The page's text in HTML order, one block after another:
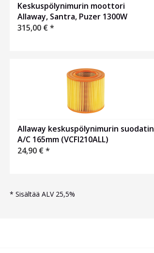
Keskuspölynimurin moottori
Allaway, Santra, Puzer 1300W
315,00 €*
Allaway keskuspölynimurin suodatin
A/C 165mm (VCFI210ALL)
24,90 €*
* Sisältää ALV 25,5%